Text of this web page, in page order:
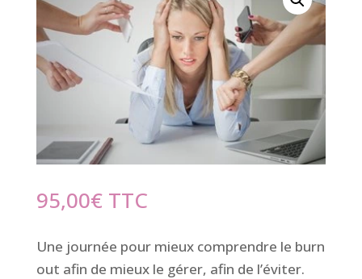
95,00€ TTC
Une journée pour mieux comprendre le burn
out afin de mieux le gérer, afin de l’éviter.